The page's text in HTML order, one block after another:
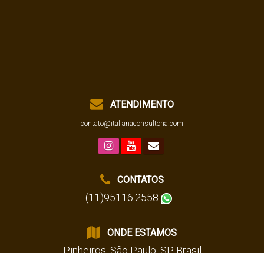
ATENDIMENTO
contato@italianaconsultoria.com
CONTATOS
(11)95116.2558
ONDE ESTAMOS
Pinheiros São Paulo SP, Brasil